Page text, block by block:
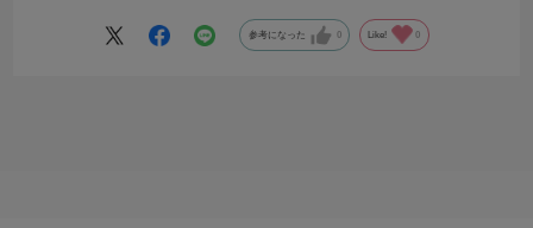
参考になった 0 Like! 0